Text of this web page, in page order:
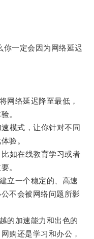
一定会因为网络延迟
络延迟降至最低，
。
模式，让你针对不同
验。
如在线教育学习或者
。
立一个稳定的、高速
不会被网络问题所影
的加速能力和出色的
购还是学习和办公，